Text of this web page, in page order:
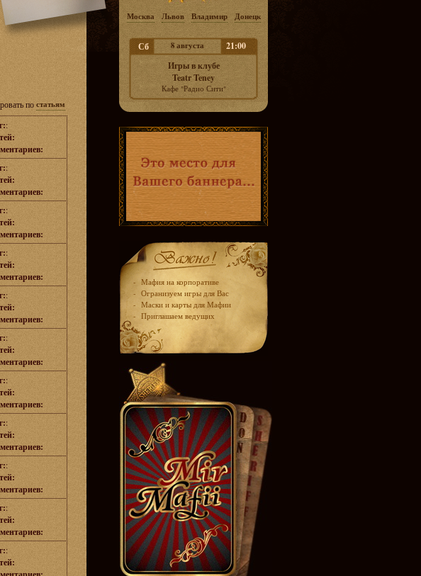
постатьям
:
:
:
:
:
:
:
:
:
:
:
Москва Львов Владимир Донецк
Сб 8 августа
21:00
Игры в клубе
Teatr Teney
Кафе "Радио Сити"
- Мафия на корпоративе
- Огранизуем игры для Вас
- Маски и карты для Мафии
- Приглашаем ведущих